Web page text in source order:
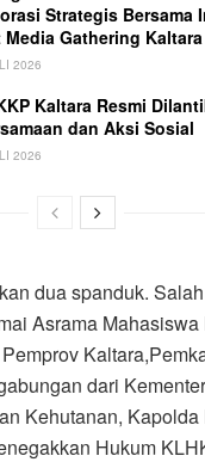
Strategis Bersama
Media Gathering
2026
Kaltara Resmi
dan Aksi Sosial
2026
dua spanduk.
Asrama
dari
Kehutanan,
Hukum